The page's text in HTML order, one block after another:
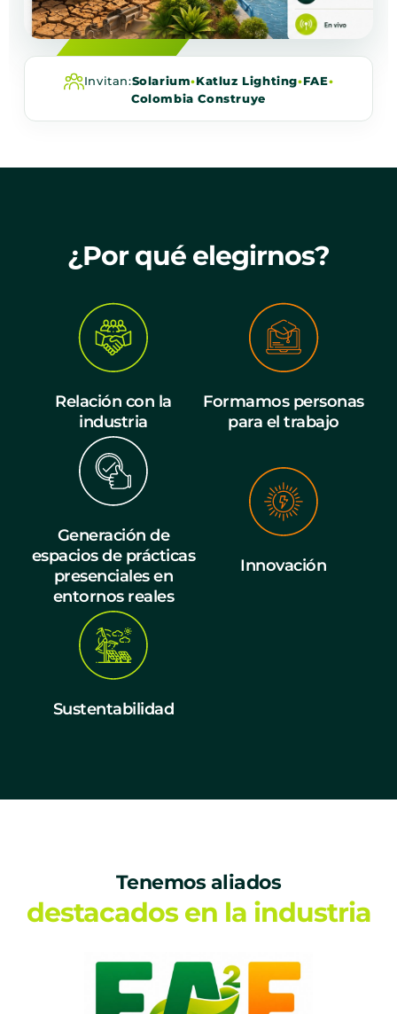
Invitan:Solarium•Katluz Lighting•FAE•
Colombia Construye
¿Por qué elegirnos?
Relación con la
industria
Formamos personas
para el trabajo
Generación de
espacios de prácticas
presenciales en
entornos reales
Innovación
Sustentabilidad
Tenemos aliados
destacados en la industria